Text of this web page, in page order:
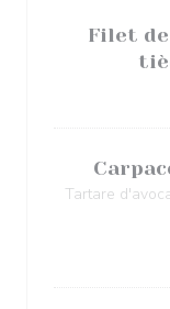
Filet
Tartare